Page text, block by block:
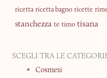
ricetta ricetta bagno ricette
stanchezza te timo tisana
SCEGLI TRA LE
Cosmesi